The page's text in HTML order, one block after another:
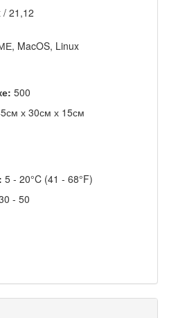
/ 21,12
MacOS, Linux
500
х 30см х 15см
5 - 20°C (41 - 68°F)
- 50